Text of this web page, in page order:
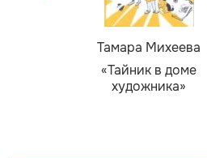
Тамара Михеева
«Тайник в доме
художника»